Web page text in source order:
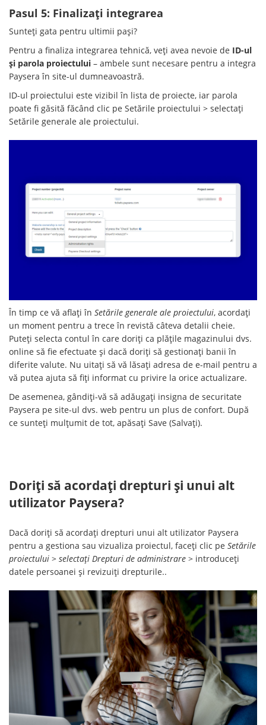
Pasul 5: Finalizați integrarea
Sunteți gata pentru ultimii pași?
Pentru a finaliza integrarea tehnică, veți avea nevoie de ID-ul
și parola proiectului – ambele sunt necesare pentru a integra
Paysera în site-ul dumneavoastră.
ID-ul proiectului este vizibil în lista de proiecte, iar parola
poate fi găsită făcând clic pe Setările proiectului > selectați
Setările generale ale proiectului.
În timp ce vă aflați în Setările generale ale proiectului, acordați
un moment pentru a trece în revistă câteva detalii cheie.
Puteți selecta contul în care doriți ca plățile magazinului dvs.
online să fie efectuate și dacă doriți să gestionați banii în
diferite valute. Nu uitați să vă lăsați adresa de e-mail pentru a
vă putea ajuta să fiți informat cu privire la orice actualizare.
De asemenea, gândiți-vă să adăugați insigna de securitate
Paysera pe site-ul dvs. web pentru un plus de confort. După
ce sunteți mulțumit de tot, apăsați Save (Salvați).
Doriți să acordați drepturi și unui alt
utilizator Paysera?
Dacă doriți să acordați drepturi unui alt utilizator Paysera
pentru a gestiona sau vizualiza proiectul, faceți clic pe Setările
proiectului > selectați Drepturi de administrare > introduceți
datele persoanei și revizuiți drepturile..